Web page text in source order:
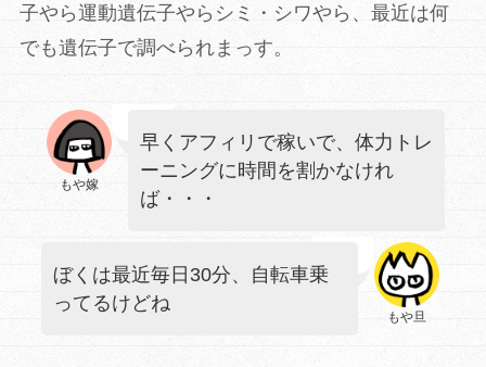
子やら運動遺伝子やらシミ・シワやら、最近は何
でも遺伝子で調べられまっす。
もや嫁
早くアフィリで稼いで、体力トレ
ーニングに時間を割かなけれ
ば・・・
もや旦
ぼくは最近毎日30分、自転車乗
ってるけどね